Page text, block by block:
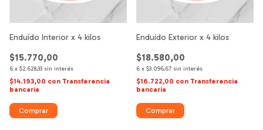
Enduído Interior x 4 kilos
$15.770,00
6 x $2.628,33 sin interés
$14.193,00 con Transferencia
bancaria
Enduído Exterior x 4 kilos
$18.580,00
6 x $3.096,67 sin interés
$16.722,00 con Transferencia
bancaria